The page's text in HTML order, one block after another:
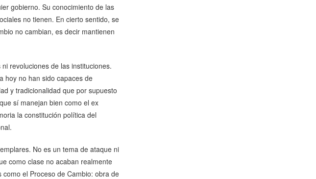
gobierno. Su conocimiento de las
no tienen. En cierto sentido, se
no cambian, es decir mantienen
revoluciones de las instituciones.
hoy no han sido capaces de
y tradicionalidad que por supuesto
sí manejan bien como el ex
la constitución política del
No es un tema de ataque ni
como clase no acaban realmente
el Proceso de Cambio: obra de